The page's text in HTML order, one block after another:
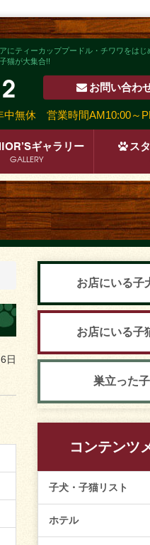
にティーカッププードル・チワワをはじ
猫が大集合!!
お問い合わ
中無休 営業時間AM10:00～
ギャラリー
GALLERY
ス
日
お店にいる子
お店にいる子
巣立った
コンテンツ
子犬・子猫リスト
ホテル